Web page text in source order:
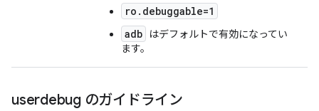
ro.debuggable=1
adb
はデフォルトで有効になってい
ます。
userdebug のガイドライン